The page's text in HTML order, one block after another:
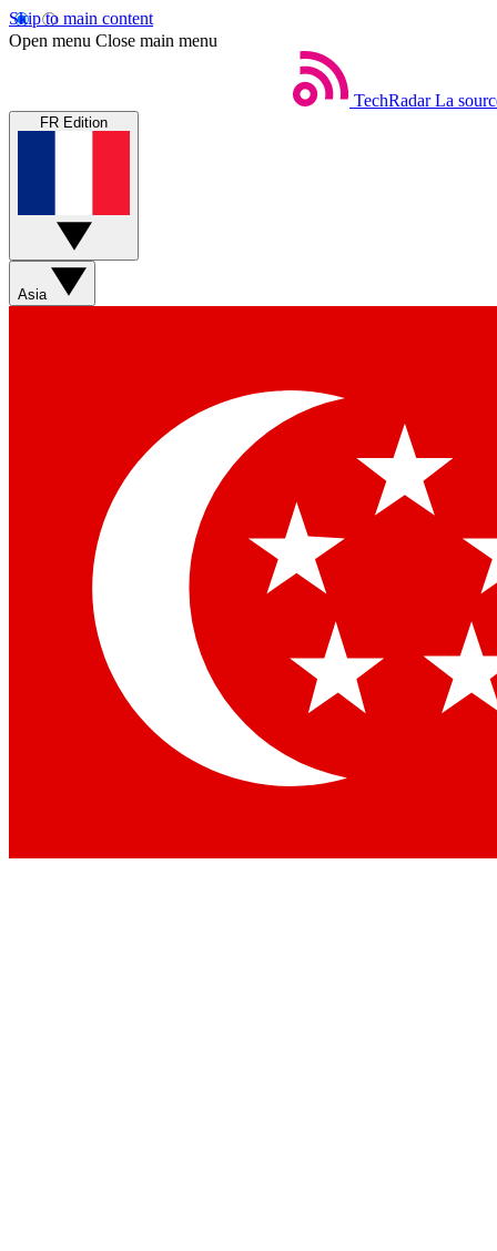
Skip to main content
Open menu Close main menu
TechRadar La
FR Edition
Asia